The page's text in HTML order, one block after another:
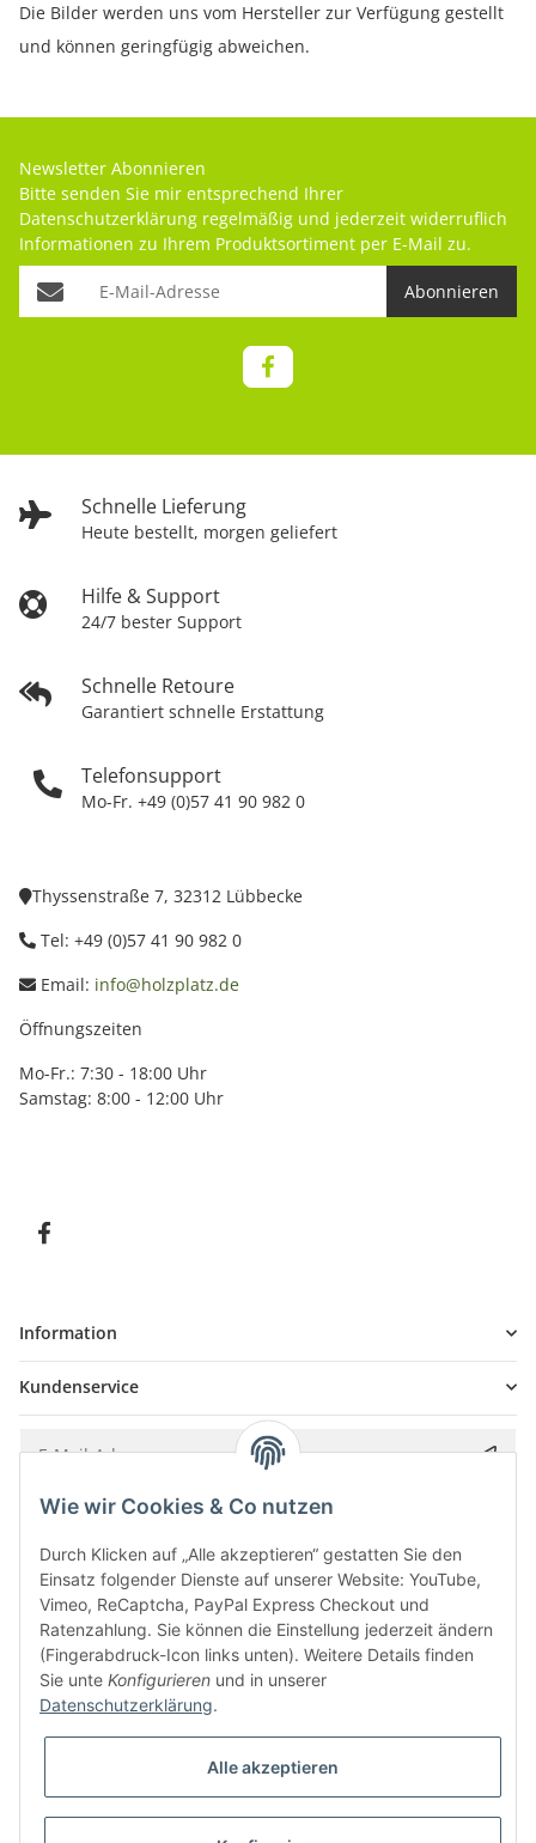
Die Bilder werden uns vom Hersteller zur Verfügung gestellt
und können geringfügig abweichen.
Schnelle Lieferung
Heute bestellt, morgen geliefert
Hilfe & Support
24/7 bester Support
Schnelle Retoure
Garantiert schnelle Erstattung
Telefonsupport
Mo-Fr. +49 (0)57 41 90 982 0
Newsletter Abonnieren
Bitte senden Sie mir entsprechend Ihrer
Datenschutzerklärung regelmäßig und jederzeit widerruflich
Informationen zu Ihrem Produktsortiment per E-Mail zu.
Abonnieren
Thyssenstraße 7, 32312 Lübbecke
Tel: +49 (0)57 41 90 982 0
Email: info@holzplatz.de
Öffnungszeiten
Mo-Fr.: 7:30 - 18:00 Uhr
Samstag: 8:00 - 12:00 Uhr
Information
Kundenservice
Bitte senden Sie mir entsprechend IhrerDatenschutzerklärung
* Alle Preise inkl. gesetzlicher USt., zzgl.
Wie wir Cookies & Co nutzen
Durch Klicken auf „Alle akzeptieren“ gestatten Sie den
Einsatz folgender Dienste auf unserer Website: YouTube,
Vimeo, ReCaptcha, PayPal Express Checkout und
Ratenzahlung. Sie können die Einstellung jederzeit ändern
(Fingerabdruck-Icon links unten). Weitere Details finden
Sie unte Konfigurieren und in unserer
Datenschutzerklärung.
Alle akzeptieren